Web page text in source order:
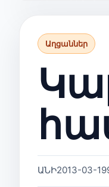
Աղցաններ
ԱՆԻ2013-03-19